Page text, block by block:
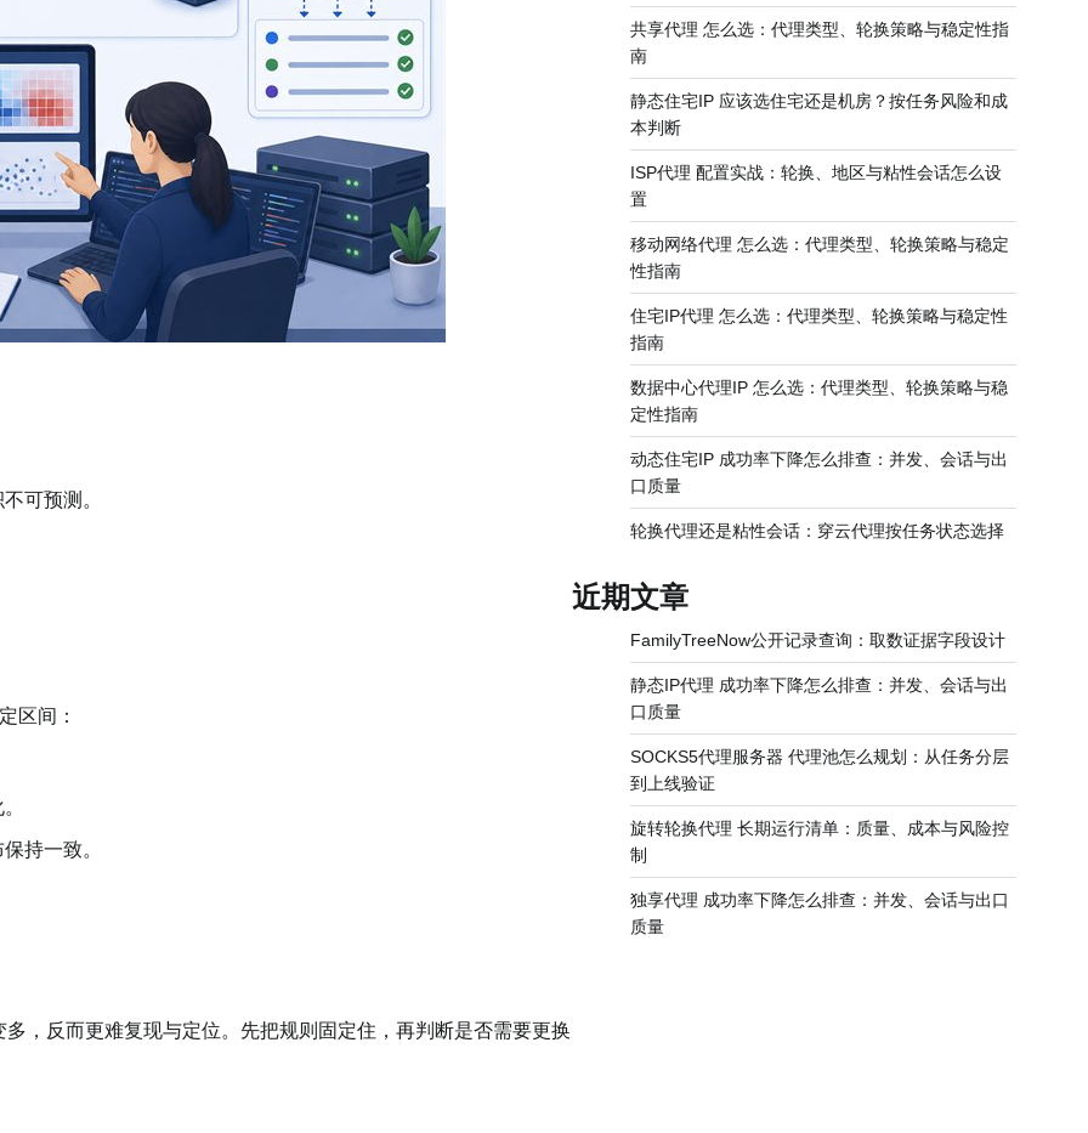
可预测。
区间：
持一致。
，反而更难复现与定位。先把规则固定住，再判断是否需要更换
共享代理 怎么选：代理类型、轮换策略与稳定性指
南
静态住宅IP 应该选住宅还是机房？按任务风险和成
本判断
ISP代理 配置实战：轮换、地区与粘性会话怎么设
置
移动网络代理 怎么选：代理类型、轮换策略与稳定
性指南
住宅IP代理 怎么选：代理类型、轮换策略与稳定性
指南
数据中心代理IP 怎么选：代理类型、轮换策略与稳
定性指南
动态住宅IP 成功率下降怎么排查：并发、会话与出
口质量
轮换代理还是粘性会话：穿云代理按任务状态选择
近期文章
FamilyTreeNow公开记录查询：取数证据字段设计
静态IP代理 成功率下降怎么排查：并发、会话与出
口质量
SOCKS5代理服务器 代理池怎么规划：从任务分层
到上线验证
旋转轮换代理 长期运行清单：质量、成本与风险控
制
独享代理 成功率下降怎么排查：并发、会话与出口
质量